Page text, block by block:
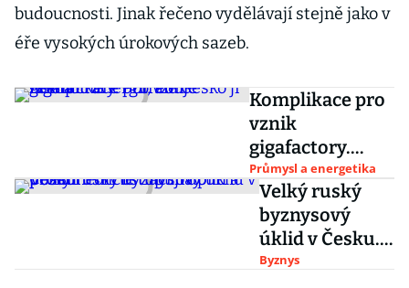
budoucnosti. Jinak řečeno vydělávají stejně jako v
éře vysokých úrokových sazeb.
Komplikace pro
vznik
gigafactory.
Potřebuje
zelenou energii,
ale Česko ji
nemá
Průmysl a energetika
Velký ruský
byznysový
úklid v Česku.
Policie tlačí na
Byznys